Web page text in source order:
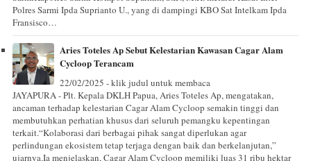
Polres Sarmi Ipda Suprianto U., yang di dampingi KBO Sat Intelkam Ipda
Fransisco…
Aries Toteles Ap Sebut Kelestarian Kawasan Cagar Alam
Cycloop Terancam
22/02/2025 - klik judul untuk membaca
JAYAPURA - Plt. Kepala DKLH Papua, Aries Toteles Ap, mengatakan,
ancaman terhadap kelestarian Cagar Alam Cycloop semakin tinggi dan
membutuhkan perhatian khusus dari seluruh pemangku kepentingan
terkait.“Kolaborasi dari berbagai pihak sangat diperlukan agar
perlindungan ekosistem tetap terjaga dengan baik dan berkelanjutan,”
ujarnya.Ia menjelaskan, Cagar Alam Cycloop memiliki luas 31 ribu hektar